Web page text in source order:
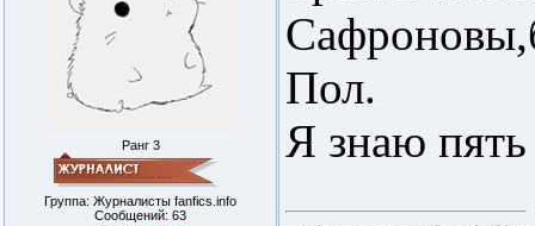
Ранг 3
Группа: Журналисты fanfics.info
Сообщений: 63
Пол.
Я знаю